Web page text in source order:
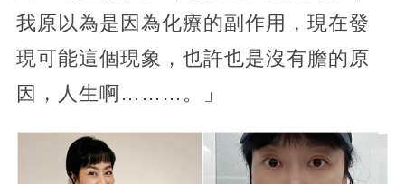
我原以為是因為化療的副作用，現在發
現可能這個現象，也許也是沒有膽的原
因，人生啊………。」